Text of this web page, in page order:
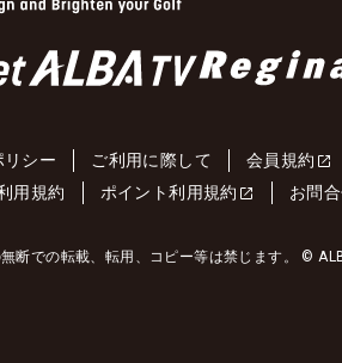
リシー ご利用に際して 会員規約
用規約 ポイント利用規約 お問
断での転載、転用、コピー等は禁じます。 ©